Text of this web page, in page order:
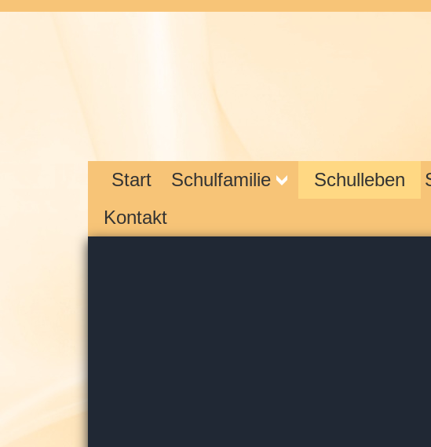
Start Schulfamilie Schulleben
Kontakt